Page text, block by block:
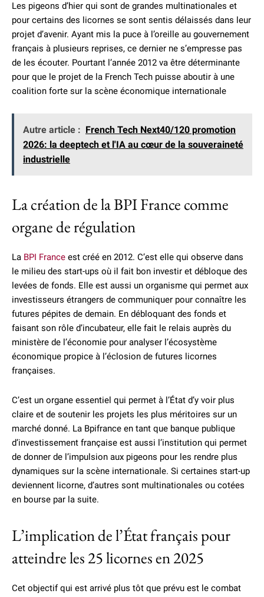
Les pigeons d’hier qui sont de grandes multinationales et
pour certains des licornes se sont sentis délaissés dans leur
projet d’avenir. Ayant mis la puce à l’oreille au gouvernement
français à plusieurs reprises, ce dernier ne s’empresse pas
de les écouter. Pourtant l’année 2012 va être déterminante
pour que le projet de la French Tech puisse aboutir à une
coalition forte sur la scène économique internationale
Autre article : French Tech Next40/120 promotion
2026: la deeptech et l'IA au cœur de la souveraineté
industrielle
La création de la BPI France comme
organe de régulation
La BPI France est créé en 2012. C’est elle qui observe dans
le milieu des start-ups où il fait bon investir et débloque des
levées de fonds. Elle est aussi un organisme qui permet aux
investisseurs étrangers de communiquer pour connaître les
futures pépites de demain. En débloquant des fonds et
faisant son rôle d’incubateur, elle fait le relais auprès du
ministère de l’économie pour analyser l’écosystème
économique propice à l’éclosion de futures licornes
françaises.
C’est un organe essentiel qui permet à l’État d’y voir plus
claire et de soutenir les projets les plus méritoires sur un
marché donné. La Bpifrance en tant que banque publique
d’investissement française est aussi l’institution qui permet
de donner de l’impulsion aux pigeons pour les rendre plus
dynamiques sur la scène internationale. Si certaines start-up
deviennent licorne, d’autres sont multinationales ou cotées
en bourse par la suite.
L’implication de l’État français pour
atteindre les 25 licornes en 2025
Cet objectif qui est arrivé plus tôt que prévu est le combat